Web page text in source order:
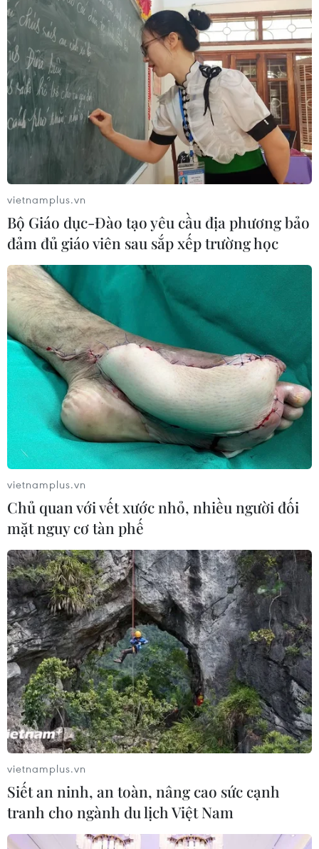
TIN CÙNG CHUYÊN MỤC
vietnamplus.vn
Bộ Giáo dục-Đào tạo yêu cầu địa phương bảo
đảm đủ giáo viên sau sắp xếp trường học
vietnamplus.vn
Chủ quan với vết xước nhỏ, nhiều người đối
mặt nguy cơ tàn phế
vietnamplus.vn
Siết an ninh, an toàn, nâng cao sức cạnh
tranh cho ngành du lịch Việt Nam